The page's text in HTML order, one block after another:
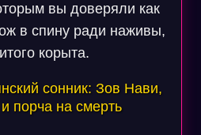
вы доверяли как
в спину ради наживы,
корыта.
сонник: Зов Нави,
порча на смерть